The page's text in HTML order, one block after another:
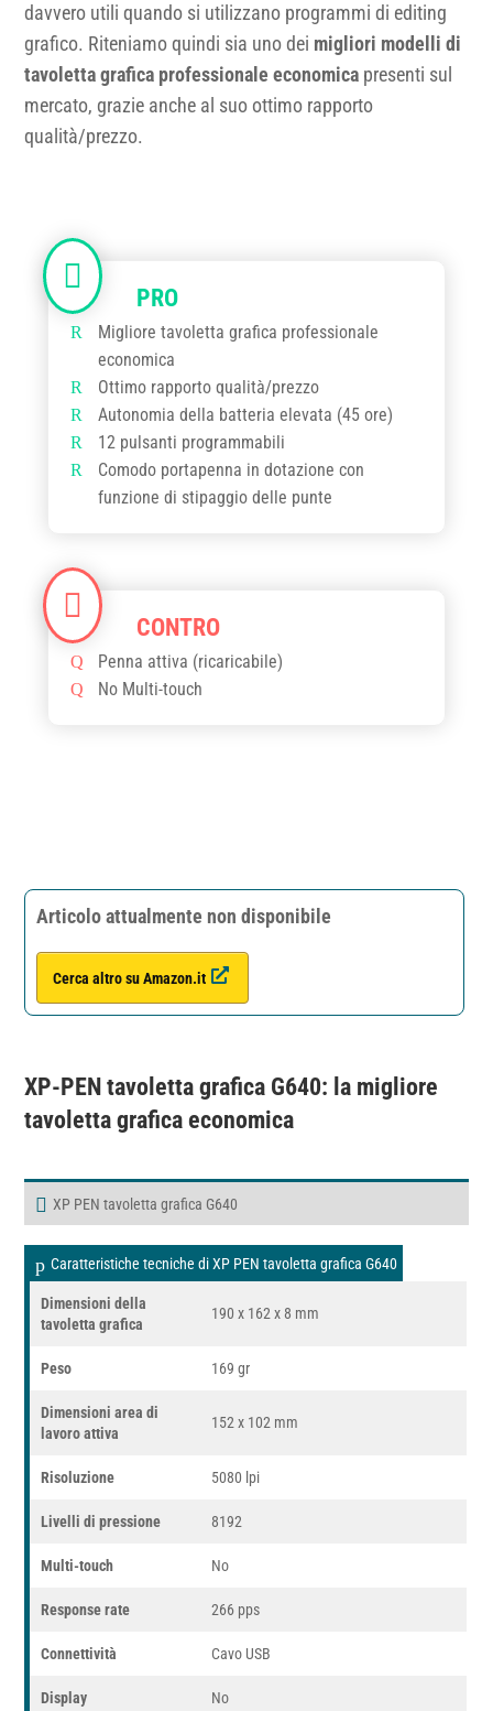
davvero utili quando si utilizzano programmi di editing
grafico. Riteniamo quindi sia uno dei migliori modelli di
tavoletta grafica professionale economica presenti sul
mercato, grazie anche al suo ottimo rapporto
qualità/prezzo.
Migliore tavoletta grafica professionale
economica
Ottimo rapporto qualità/prezzo
Autonomia della batteria elevata (45 ore)
12 pulsanti programmabili
Comodo portapenna in dotazione con
funzione di stipaggio delle punte
Penna attiva (ricaricabile)
No Multi-touch
Articolo attualmente non disponibile
Cerca altro su Amazon.it
XP-PEN tavoletta grafica G640: la migliore
tavoletta grafica economica
XP PEN tavoletta grafica G640
Dimensioni della
tavoletta grafica
190 x 162 x 8 mm
Peso 169 gr
Dimensioni area di
lavoro attiva
152 x 102 mm
Risoluzione 5080 lpi
Livelli di pressione 8192
Multi-touch No
Response rate 266 pps
Connettività Cavo USB
Display No
Caratteristiche tecniche di XP PEN tavoletta grafica G640